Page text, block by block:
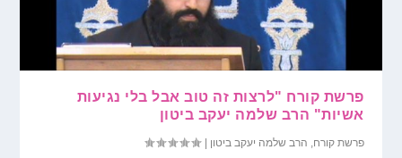
פרשת קורח "לרצות זה טוב אבל בלי נגיעות
אשיות" הרב שלמה יעקב ביטון
פרשת קורח, הרב שלמה יעקב ביטון |